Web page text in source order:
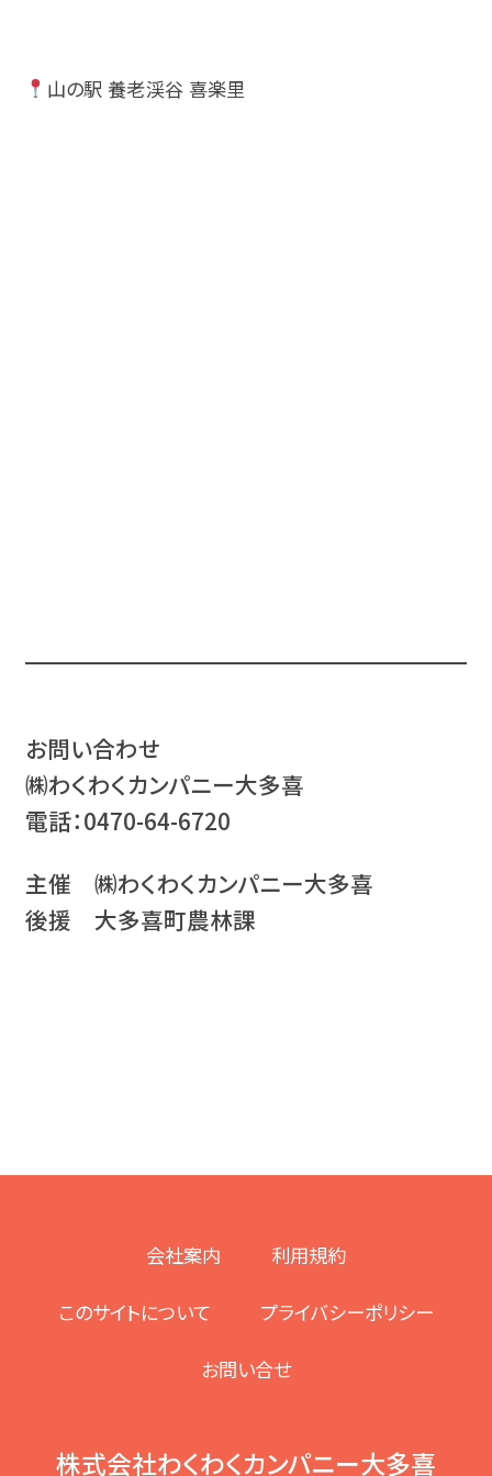
山の駅 養老渓谷 喜楽里
お問い合わせ
㈱わくわくカンパニー大多喜
電話：0470-64-6720
主催 ㈱わくわくカンパニー大多喜
後援 大多喜町農林課
会社案内 利用規約
このサイトについて プライバシーポリシー
お問い合せ
株式会社わくわくカンパニー大多喜